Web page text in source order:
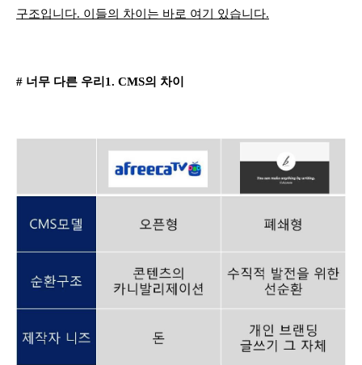
구조입니다. 이들의 차이는 바로 여기 있습니다.
# 너무 다른 우리1. CMS의 차이